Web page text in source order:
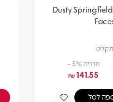
Dusty
תקליט
חברים 5% -
141.55
₪
לסל